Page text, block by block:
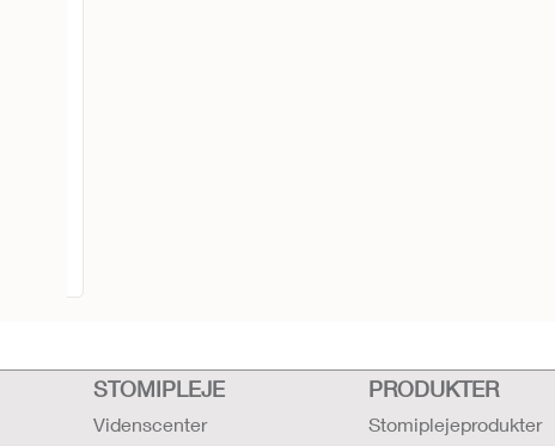
STOMIPLEJE
Videnscenter
PRODUKTER
Stomiplejeprodukter